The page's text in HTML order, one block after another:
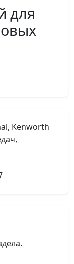
для
Kenworth